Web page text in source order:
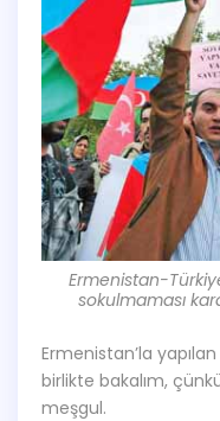
Ermenistan-
sokulmaması
Ermenistan’la
birlikte bakalım,
meşgul.